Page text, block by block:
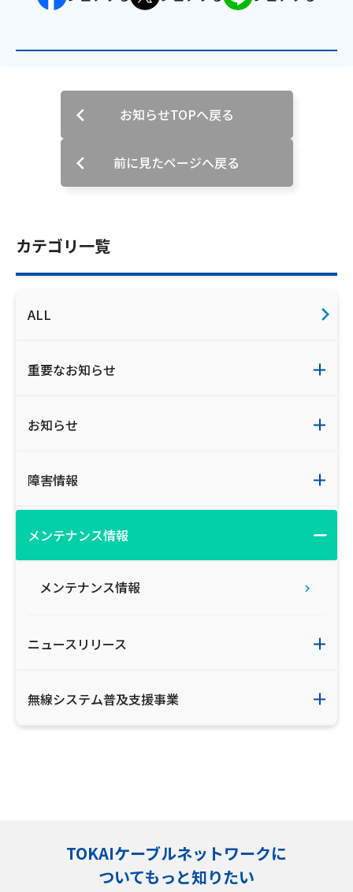
安全・安心ガイド
放送番組審議会議事録
情報セキュリティ基本方針
プライバシーポリシー
広告掲載のご案内
カテゴリ一覧
ALL
重要なお知らせ
お知らせ
障害情報
メンテナンス情報
メンテナンス情報
ニュースリリース
無線システム普及支援事業
お知らせTOPへ戻る
前に見たページへ戻る
TOKAIケーブルネットワークに
ついてもっと知りたい